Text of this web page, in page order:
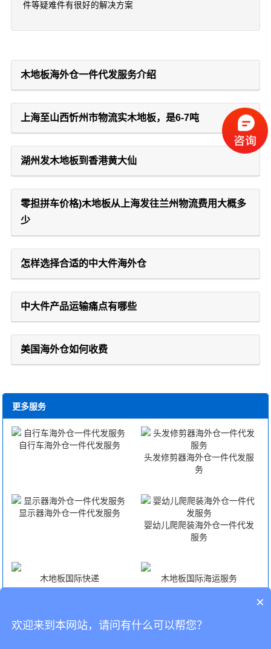
件等疑难件有很好的解决方案
木地板海外仓一件代发服务介绍
上海至山西忻州市物流实木地板，是6-7吨
湖州发木地板到香港黄大仙
零担拼车价格)木地板从上海发往兰州物流费用大概多
少
怎样选择合适的中大件海外仓
中大件产品运输痛点有哪些
美国海外仓如何收费
更多服务
自行车海外仓一件代发服务
头发修剪器海外仓一件代发服
务
显示器海外仓一件代发服务
婴幼儿爬爬装海外仓一件代发
服务
木地板国际快递 木地板国际海运服务
木地板国际空运服务 木地板FBA头程
×
欢迎来到本网站，请问有什么可以帮您？